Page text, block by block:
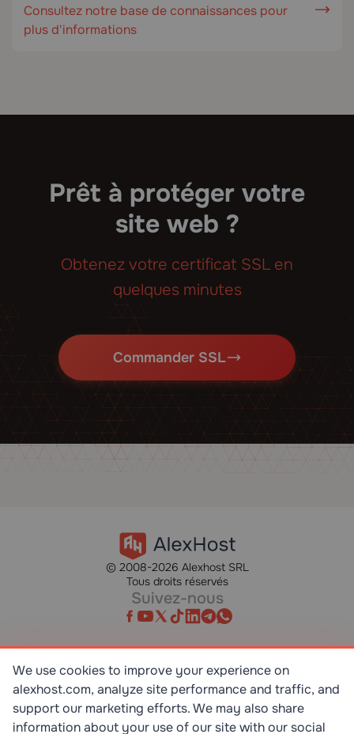
Consultez notre base de connaissances pour
plus d'informations
Prêt à protéger votre
site web ?
Obtenez votre certificat SSL en
quelques minutes
Commander SSL
© 2008-2026 Alexhost SRL
Tous droits réservés
Suivez-nous
SR EN ISO/IEC 27001:2023
STANDART
We use cookies to improve your experience on
alexhost.com, analyze site performance and traffic, and
support our marketing efforts. We may also share
information about your use of our site with our social